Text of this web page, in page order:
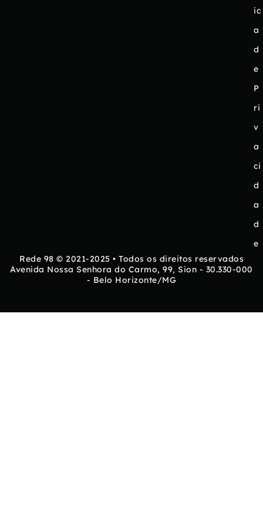
ic
a
d
e
P
ri
v
a
ci
d
a
d
e
Rede 98 © 2021-2025 • Todos os direitos reservados
Avenida Nossa Senhora do Carmo, 99, Sion - 30.330-000
- Belo Horizonte/MG